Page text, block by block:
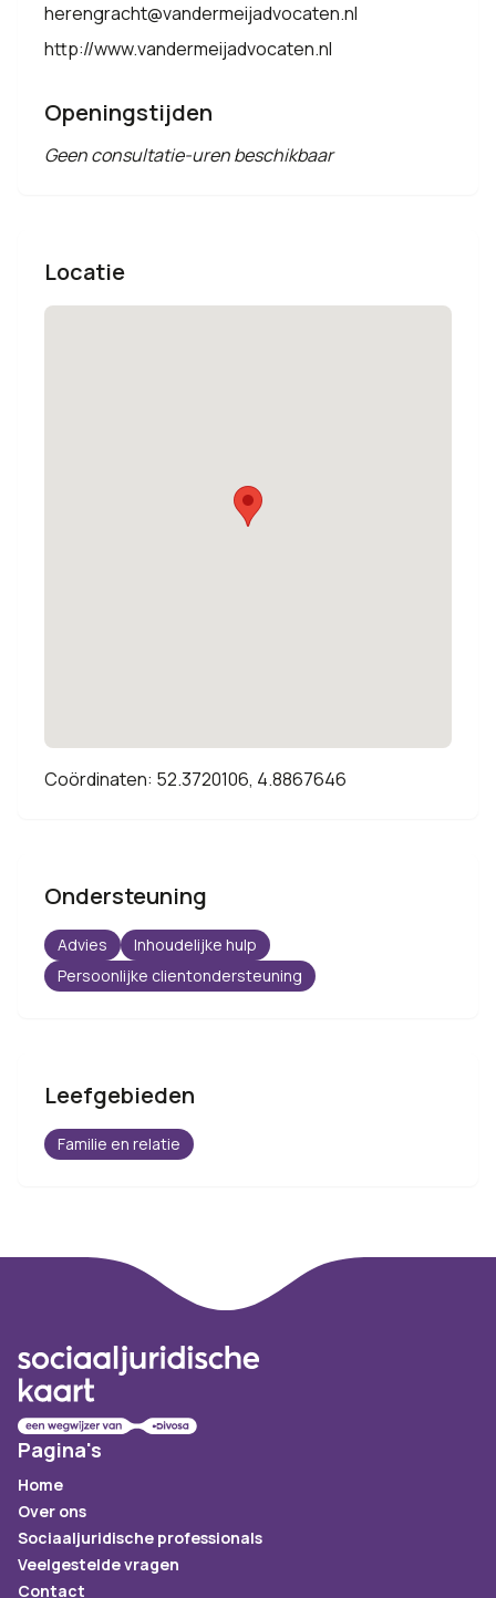
herengracht@vandermeijadvocaten.nl
http://www.vandermeijadvocaten.nl
Openingstijden
Geen consultatie-uren beschikbaar
Locatie
Coördinaten: 52.3720106, 4.8867646
Ondersteuning
Advies
Inhoudelijke hulp
Persoonlijke clientondersteuning
Leefgebieden
Familie en relatie
Pagina's
Home
Over ons
Sociaaljuridische professionals
Veelgestelde vragen
Contact